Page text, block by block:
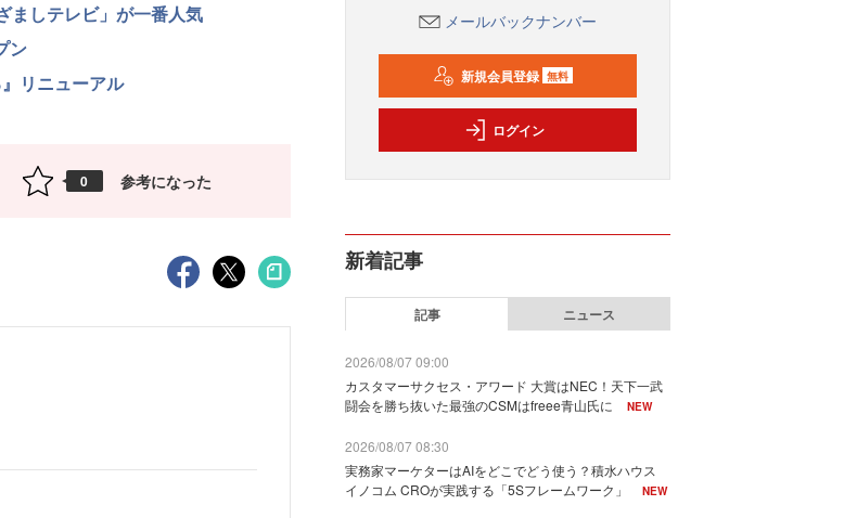
ましテレビ」が一番人気
ン
リニューアル
0 参考になった
メールバックナンバー
新規会員登録 無料
ログイン
新着記事
記事 ニュース
2026/08/07 09:00
カスタマーサクセス・アワード 大賞はNEC！天下一武
闘会を勝ち抜いた最強のCSMはfreee青山氏に
NEW
2026/08/07 08:30
実務家マーケターはAIをどこでどう使う？積水ハウス
イノコム CROが実践する「5Sフレームワーク」
NEW